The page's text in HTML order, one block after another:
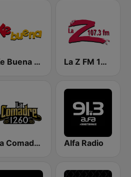
Ke Buena 92.9 FM La Z FM 107.3
La Comadre 1260 AM Alfa Radio